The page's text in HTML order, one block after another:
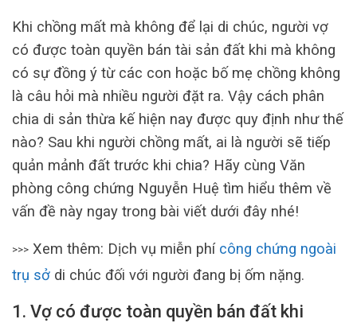
Khi chồng mất mà không để lại di chúc, người vợ
có được toàn quyền bán tài sản đất khi mà không
có sự đồng ý từ các con hoặc bố mẹ chồng không
là câu hỏi mà nhiều người đặt ra. Vậy cách phân
chia di sản thừa kế hiện nay được quy định như thế
nào? Sau khi người chồng mất, ai là người sẽ tiếp
quản mảnh đất trước khi chia? Hãy cùng Văn
phòng công chứng Nguyễn Huệ tìm hiểu thêm về
vấn đề này ngay trong bài viết dưới đây nhé!
>>> Xem thêm: Dịch vụ miễn phí công chứng ngoài
trụ sở di chúc đối với người đang bị ốm nặng.
1. Vợ có được toàn quyền bán đất khi